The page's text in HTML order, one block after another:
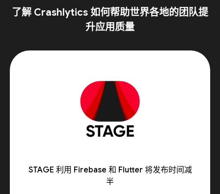
了解 Crashlytics 如何帮助世界各地的团队提
升应用质量
STAGE 利用 Firebase 和 Flutter 将发布时间减
半